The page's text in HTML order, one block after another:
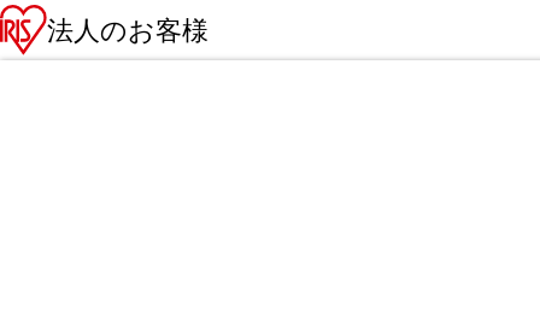
法人のお客様